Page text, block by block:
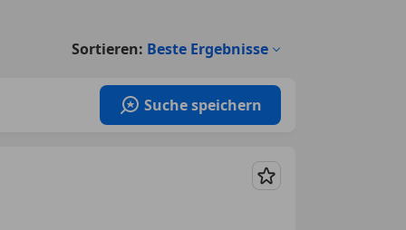
Sortieren: Beste Ergebnisse
Suche speichern
Merken